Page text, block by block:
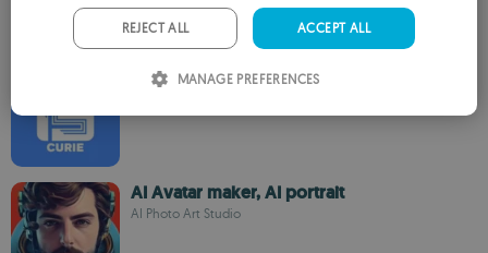
Lync AI: Curie
Fajar Lync
AI Avatar maker, AI portrait
AI Photo Art Studio
ACCEPT ALL
REJECT ALL
MANAGE PREFERENCES